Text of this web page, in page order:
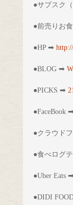
●サブスク
●前売りお
●HP ➡︎
●BLOG ➡︎
●PICKS ➡︎
●FaceBook ➡︎
●クラウド
●食べログ
●Uber Eats ➡︎
●DIDI